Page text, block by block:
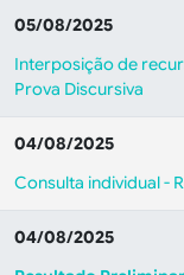
05/08/2025
Interposição de
Prova Discursiva
04/08/2025
Consulta individual -
04/08/2025